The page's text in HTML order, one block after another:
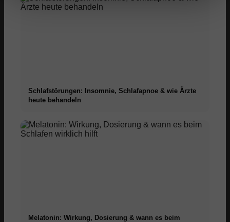
Schlafstörungen: Insomnie, Schlafapnoe & wie Ärzte
heute behandeln
Melatonin: Wirkung, Dosierung & wann es beim